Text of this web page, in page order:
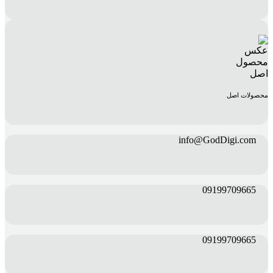
محصولات اصل
info@GodDigi.com
09199709665
09199709665